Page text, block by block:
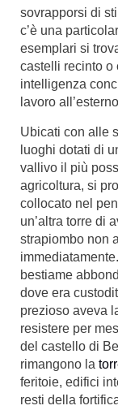
sovrapporsi di
c’è una
esemplari si
castelli recinto o
intelligenza
lavoro
Ubicati con alle
luoghi dotati di
vallivo il più
agricoltura, si
collocato nel
un’altra torre di
strapiombo non
bestiame
dove era
prezioso aveva
resistere per
del castello di
rimangono la
feritoie, edifici
resti della